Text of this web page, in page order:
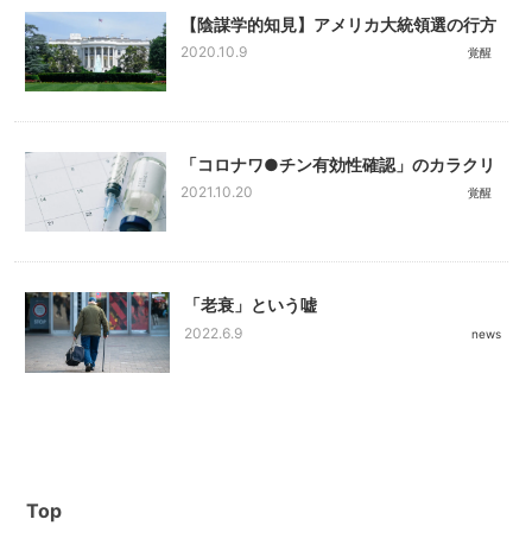
【陰謀学的知見】アメリカ大統領選の行方
2020.10.9 覚醒
「コロナワ●チン有効性確認」のカラクリ
2021.10.20 覚醒
「老衰」という嘘
2022.6.9 news
Top